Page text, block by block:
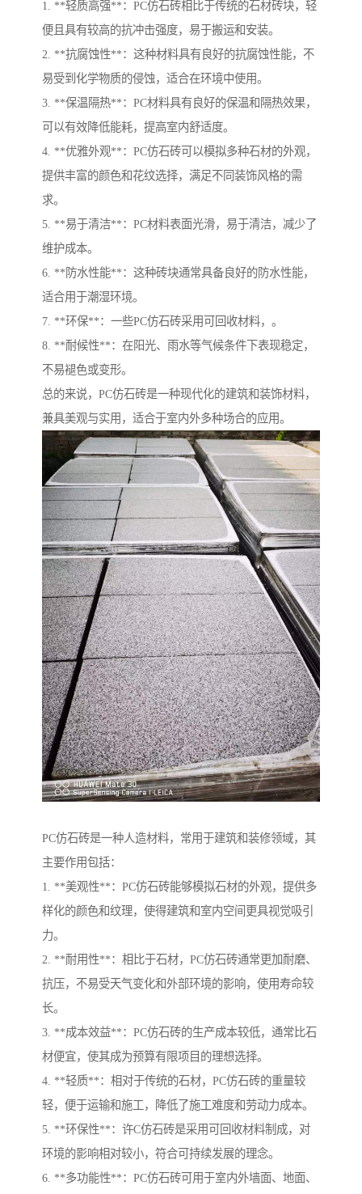
1. **轻质高强**：PC仿石砖相比于传统的石材砖块，轻
便且具有较高的抗冲击强度，易于搬运和安装。
2. **抗腐蚀性**：这种材料具有良好的抗腐蚀性能，不
易受到化学物质的侵蚀，适合在环境中使用。
3. **保温隔热**：PC材料具有良好的保温和隔热效果，
可以有效降低能耗，提高室内舒适度。
4. **优雅外观**：PC仿石砖可以模拟多种石材的外观，
提供丰富的颜色和花纹选择，满足不同装饰风格的需
求。
5. **易于清洁**：PC材料表面光滑，易于清洁，减少了
维护成本。
6. **防水性能**：这种砖块通常具备良好的防水性能，
适合用于潮湿环境。
7. **环保**：一些PC仿石砖采用可回收材料，。
8. **耐候性**：在阳光、雨水等气候条件下表现稳定，
不易褪色或变形。
总的来说，PC仿石砖是一种现代化的建筑和装饰材料，
兼具美观与实用，适合于室内外多种场合的应用。
PC仿石砖是一种人造材料，常用于建筑和装修领域，其
主要作用包括：
1. **美观性**：PC仿石砖能够模拟石材的外观，提供多
样化的颜色和纹理，使得建筑和室内空间更具视觉吸引
力。
2. **耐用性**：相比于石材，PC仿石砖通常更加耐磨、
抗压，不易受天气变化和外部环境的影响，使用寿命较
长。
3. **成本效益**：PC仿石砖的生产成本较低，通常比石
材便宜，使其成为预算有限项目的理想选择。
4. **轻质**：相对于传统的石材，PC仿石砖的重量较
轻，便于运输和施工，降低了施工难度和劳动力成本。
5. **环保性**：许C仿石砖是采用可回收材料制成，对
环境的影响相对较小，符合可持续发展的理念。
6. **多功能性**：PC仿石砖可用于室内外墙面、地面、